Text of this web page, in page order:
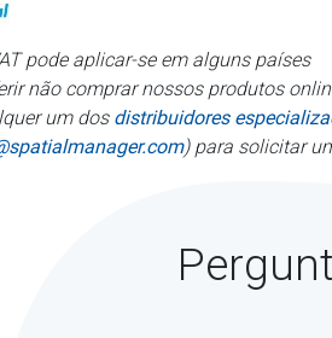
pode aplicar-se em alguns países
não comprar nossos produtos
um dos distribuidores
) para solicitar